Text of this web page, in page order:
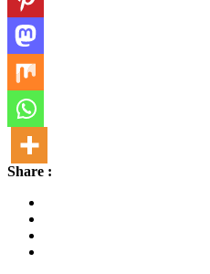
Share :